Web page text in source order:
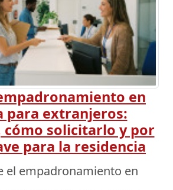
en
para extranjeros:
solicitarlo y por
para la residencia
el empadronamiento en